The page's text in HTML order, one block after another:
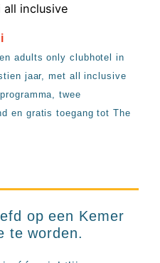
adults only clubhotel in
jaar, met all inclusive
twee
en gratis toegang tot The
op een Kemer
te worden.